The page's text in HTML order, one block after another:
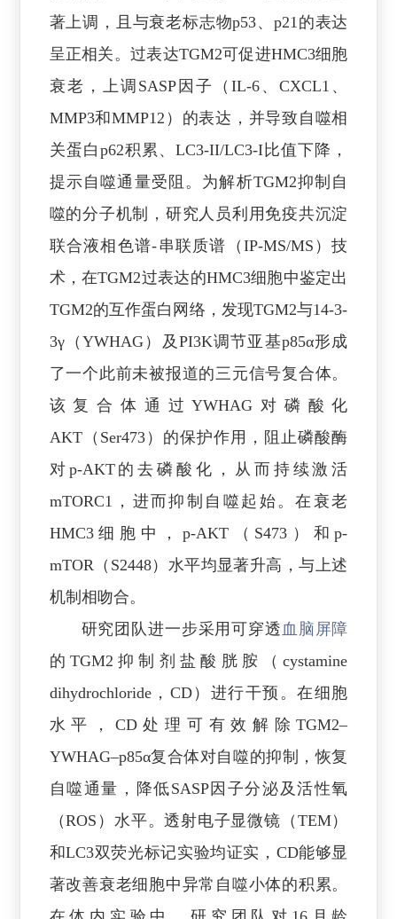
著上调，且与衰老标志物p53、p21的表达
呈正相关。过表达TGM2可促进HMC3细胞
衰老，上调SASP因子（IL-6、CXCL1、
MMP3和MMP12）的表达，并导致自噬相
关蛋白p62积累、LC3-II/LC3-I比值下降，
提示自噬通量受阻。为解析TGM2抑制自
噬的分子机制，研究人员利用免疫共沉淀
联合液相色谱-串联质谱（IP-MS/MS）技
术，在TGM2过表达的HMC3细胞中鉴定出
TGM2的互作蛋白网络，发现TGM2与14-3-
3γ（YWHAG）及PI3K调节亚基p85α形成
了一个此前未被报道的三元信号复合体。
该复合体通过YWHAG对磷酸化
AKT（Ser473）的保护作用，阻止磷酸酶
对p-AKT的去磷酸化，从而持续激活
mTORC1，进而抑制自噬起始。在衰老
HMC3细胞中，p-AKT（S473）和p-
mTOR（S2448）水平均显著升高，与上述
机制相吻合。
研究团队进一步采用可穿透 血脑屏障
的TGM2抑制剂盐酸胱胺（cystamine
dihydrochloride，CD）进行干预。在细胞
水平，CD处理可有效解除TGM2–
YWHAG–p85α复合体对自噬的抑制，恢复
自噬通量，降低SASP因子分泌及活性氧
（ROS）水平。透射电子显微镜（TEM）
和LC3双荧光标记实验均证实，CD能够显
著改善衰老细胞中异常自噬小体的积累。